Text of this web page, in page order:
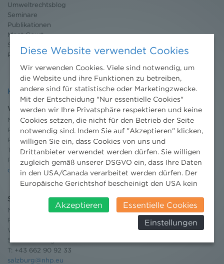
Umweltrechtsblog
Seminare
Publikationen
Moot Court
Stipendium
Pressebereich
Kontakt
Wien
Niederhuber & Partner
Rechtsanwälte GmbH
Reisnerstraße 53, 1030 Wien
T:
+43 1 513 21 24-0
F: +43 1 513 21 24-300
office@nhp.eu
Salzburg
Niederhuber & Partner
Rechtsanwälte GmbH
Wilhelm-Spazier-Straße 2a
5020 Salzburg
T: +43 662 90 92 33
salzburg@nhp.eu
Diese Website verwendet Cookies
Wir verwenden Cookies. Viele sind notwendig, um
die Website und ihre Funktionen zu betreiben,
andere sind für statistische oder Marketingzwecke.
Mit der Entscheidung "Nur essentielle Cookies"
werden wir Ihre Privatsphäre respektieren und keine
Cookies setzen, die nicht für den Betrieb der Seite
notwendig sind. Indem Sie auf "Akzeptieren" klicken,
willigen Sie ein, dass Cookies von uns und
Drittanbieter verwendet werden dürfen. Sie willigen
zugleich gemäß unserer DSGVO ein, dass Ihre Daten
in den USA/Canada verarbeitet werden dürfen. Der
Europäische Gerichtshof bescheinigt den USA kein
insbesondere das Risiko, dass ihre Daten durch US-
Behörden, zu Kontroll- und zu
Überwachungszwecken, verarbeitet werden und
werden können. Zudem finden Sie am
Bildschirmrand ein Cookie-Icon wo Sie jederzeit Ihre
Akzeptieren
Essentielle Cookies
Einstellungen